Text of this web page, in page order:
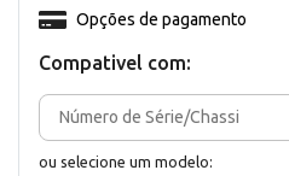
Compativel com:
ou selecione um modelo:
Opções de pagamento